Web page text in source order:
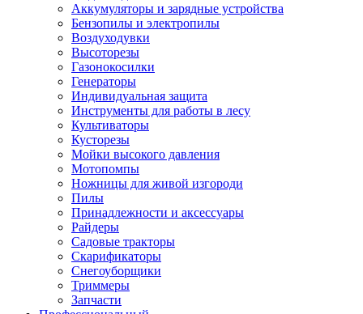
Аккумуляторы и зарядные устройства
Бензопилы и электропилы
Воздуходувки
Высоторезы
Газонокосилки
Генераторы
Индивидуальная защита
Инструменты для работы в лесу
Культиваторы
Кусторезы
Мойки высокого давления
Мотопомпы
Ножницы для живой изгороди
Пилы
Принадлежности и аксессуары
Райдеры
Садовые тракторы
Скарификаторы
Снегоуборщики
Триммеры
Запчасти